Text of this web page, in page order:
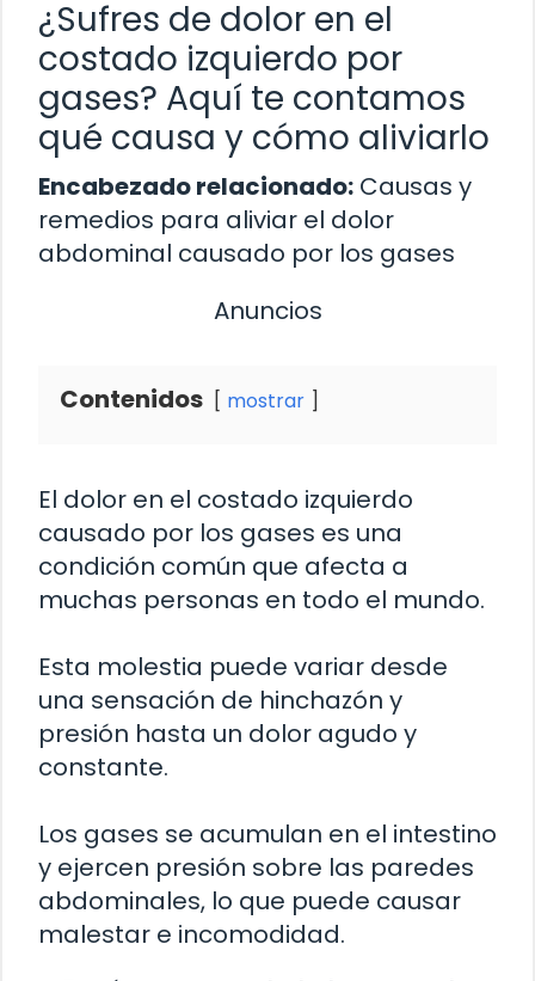
¿Sufres de dolor en el
costado izquierdo por
gases? Aquí te contamos
qué causa y cómo aliviarlo
Encabezado relacionado: Causas y
remedios para aliviar el dolor
abdominal causado por los gases
Anuncios
Contenidos mostrar
El dolor en el costado izquierdo
causado por los gases es una
condición común que afecta a
muchas personas en todo el mundo.
Esta molestia puede variar desde
una sensación de hinchazón y
presión hasta un dolor agudo y
constante.
Los gases se acumulan en el intestino
y ejercen presión sobre las paredes
abdominales, lo que puede causar
malestar e incomodidad.